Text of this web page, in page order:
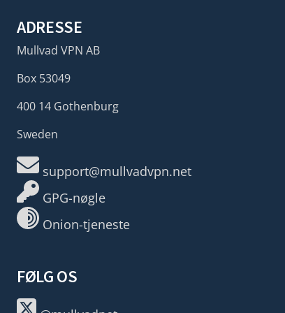
ADRESSE
Mullvad VPN AB
Box 53049
400 14 Gothenburg
Sweden
support@mullvadvpn.net
GPG-nøgle
Onion-tjeneste
FØLG OS